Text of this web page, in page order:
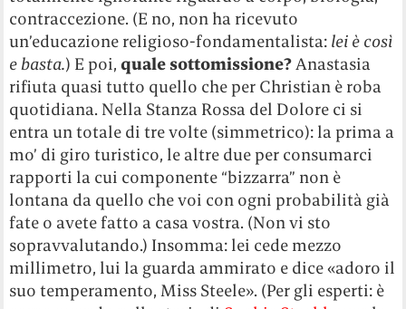
contraccezione. (E no, non ha ricevuto
un’educazione religioso-fondamentalista: lei è così
e basta.) E poi,quale sottomissione?Anastasia
rifiuta quasi tutto quello che per Christian è roba
quotidiana. Nella Stanza Rossa del Dolore ci si
entra un totale di tre volte (simmetrico): la prima a
mo’ di giro turistico, le altre due per consumarci
rapporti la cui componente “bizzarra” non è
lontana da quello che voi con ogni probabilità già
fate o avete fatto a casa vostra. (Non vi sto
sopravvalutando.) Insomma: lei cede mezzo
millimetro, lui la guarda ammirato e dice «adoro il
suo temperamento, Miss Steele». (Per gli esperti: è